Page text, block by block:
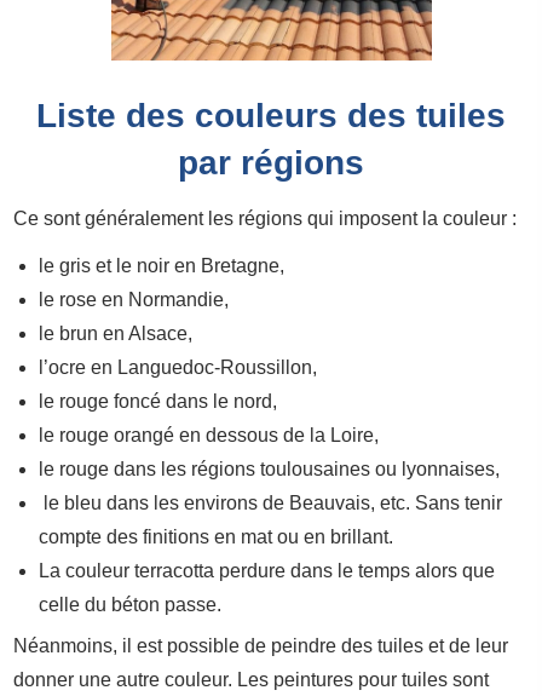
Liste des couleurs des tuiles
par régions
Ce sont généralement les régions qui imposent la couleur :
le gris et le noir en Bretagne,
le rose en Normandie,
le brun en Alsace,
l’ocre en Languedoc-Roussillon,
le rouge foncé dans le nord,
le rouge orangé en dessous de la Loire,
le rouge dans les régions toulousaines ou lyonnaises,
le bleu dans les environs de Beauvais, etc. Sans tenir
compte des finitions en mat ou en brillant.
La couleur terracotta perdure dans le temps alors que
celle du béton passe.
Néanmoins, il est possible de peindre des tuiles et de leur
donner une autre couleur. Les peintures pour tuiles sont